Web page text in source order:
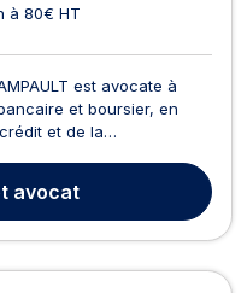
à 80€ HT
est avocate à
et boursier, en
et de la
en droit bancaire et
sur comp...
avocat